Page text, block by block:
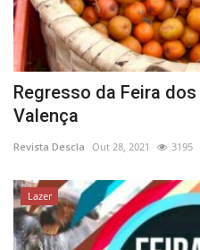
Regresso da Feira
Valença
Revista Descla Out 28, 2021 3195
Lazer